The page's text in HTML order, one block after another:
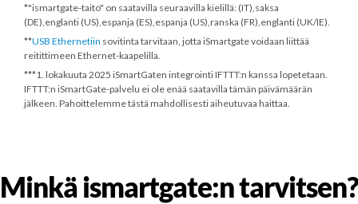
*"ismartgate-taito" on saatavilla seuraavilla kielillä: (IT),saksa
(DE),englanti (US),espanja (ES),espanja (US),ranska (FR),englanti (UK/IE).
**USB Ethernetiin sovitinta tarvitaan, jotta iSmartgate voidaan liittää
reitittimeen Ethernet-kaapelilla.
***1. lokakuuta 2025 iSmartGaten integrointi IFTTT:n kanssa lopetetaan.
IFTTT:n iSmartGate-palvelu ei ole enää saatavilla tämän päivämäärän
jälkeen. Pahoittelemme tästä mahdollisesti aiheutuvaa haittaa.
Minkä ismartgate:n tarvitsen?